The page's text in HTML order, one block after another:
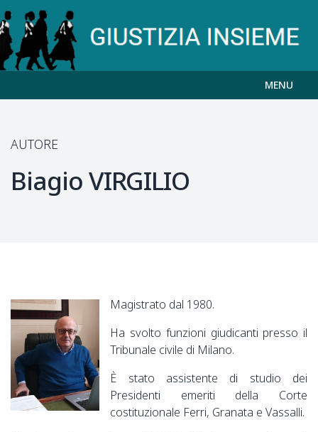
MENU
AUTORE
BiagioVIRGILIO
Magistrato dal 1980.
Ha svolto funzioni giudicanti presso il
Tribunale civile di Milano.
È stato assistente di studio dei
Presidenti emeriti della Corte
costituzionale Ferri, Granata e Vassalli.